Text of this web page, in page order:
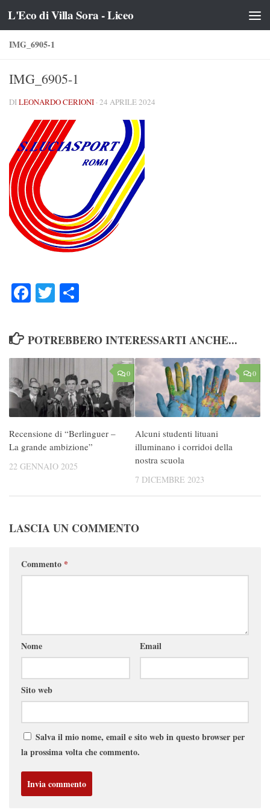
Salta al contenuto
L'Eco di Villa Sora - Liceo
IMG_6905-1
IMG_6905-1
DILEONARDO CERIONI · 24 APRILE 2024
FacebookTwitter
POTREBBERO INTERESSARTI ANCHE...
0
Recensione di “Berlinguer –
La grande ambizione”
22 GENNAIO 2025
0
Alcuni studenti lituani
illuminano i corridoi della
nostra scuola
7 DICEMBRE 2023
LASCIA UN COMMENTO
Commento *
Nome Email
Sito web
Salva il mio nome, email e sito web in questo browser per
la prossima volta che commento.